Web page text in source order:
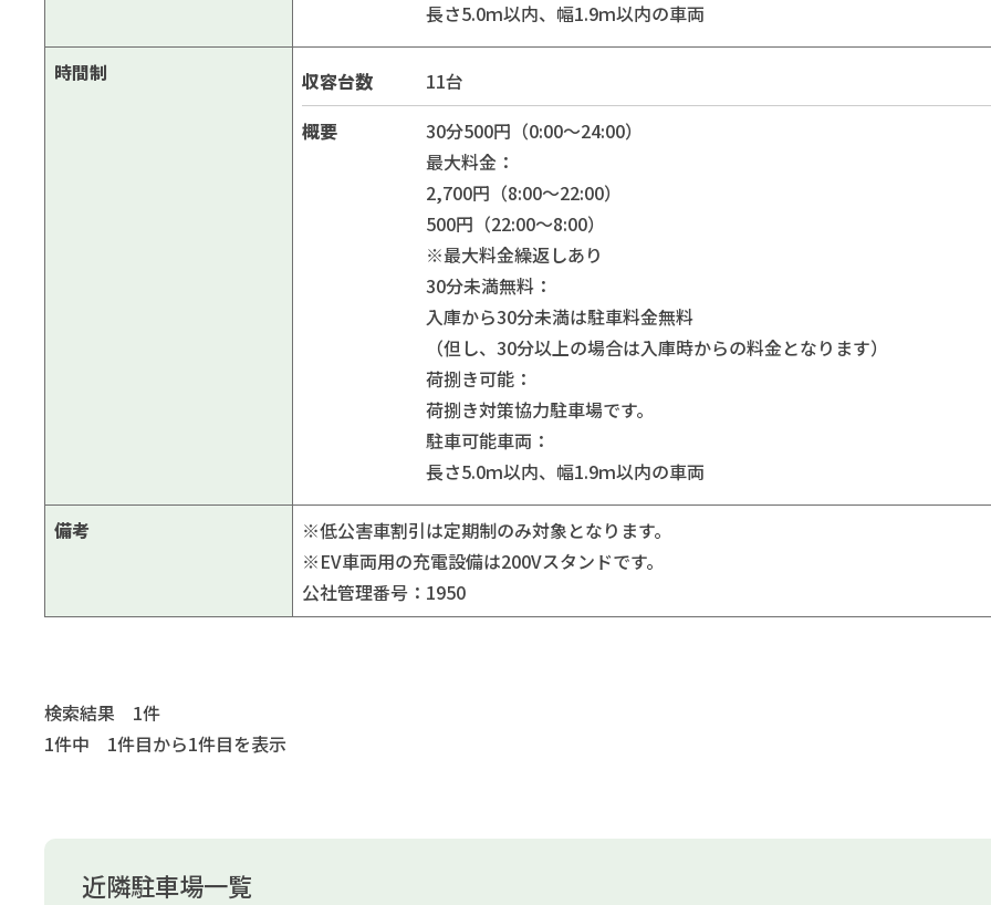
長さ5.0ｍ以内、幅1.9ｍ以内の車両
時間制 収容台数
11台
概要
30分500円（0:00～24:00）
最大料金：
2,700円（8:00～22:00）
500円（22:00～8:00）
※最大料金繰返しあり
30分未満無料：
入庫から30分未満は駐車料金無料
（但し、30分以上の場合は入庫時からの料金となります）
荷捌き可能：
荷捌き対策協力駐車場です。
駐車可能車両：
長さ5.0ｍ以内、幅1.9ｍ以内の車両
備考
※低公害車割引は定期制のみ対象となります。
※EV車両用の充電設備は200Vスタンドです。
公社管理番号：1950
検索結果 1件
1件中 1件目から1件目を表示
近隣駐車場一覧